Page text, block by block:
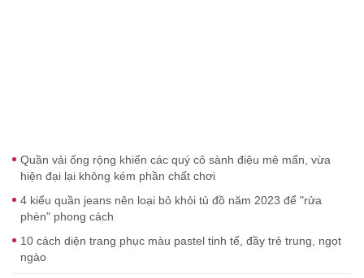
Quần vải ống rộng khiến các quý cô sành điệu mê mẩn, vừa
hiện đại lại không kém phần chất chơi
4 kiểu quần jeans nên loại bỏ khỏi tủ đồ năm 2023 để "rửa
phèn" phong cách
10 cách diện trang phục màu pastel tinh tế, đầy trẻ trung, ngọt
ngào